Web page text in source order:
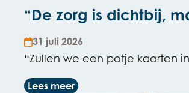
“De zorg is dichtbij,
31 juli 2026
“Zullen we een potje kaarten
Lees meer